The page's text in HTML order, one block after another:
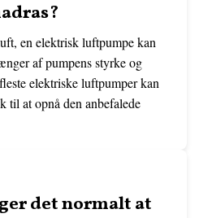
en elektrisk luftpumpe kan
af pumpens styrke og
elektriske luftpumper kan
at opnå den anbefalede
det normalt at